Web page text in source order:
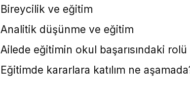
Bireycilik ve eğitim
Analitik düşünme ve eğitim
Ailede eğitimin okul başarısındaki rolü
Eğitimde kararlara katılım ne